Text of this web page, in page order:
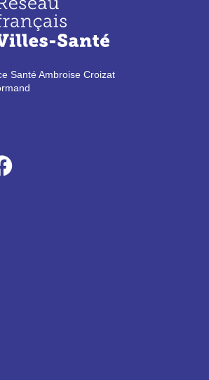
Santé Ambroise Croizat